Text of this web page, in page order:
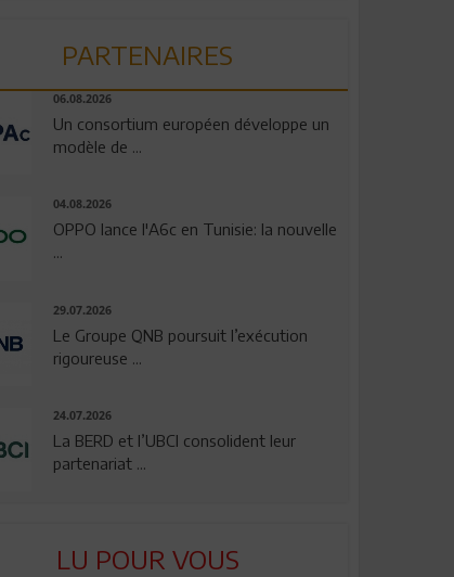
PARTENAIRES
06.08.2026
Un consortium européen développe un
modèle de ...
04.08.2026
OPPO lance l'A6c en Tunisie: la nouvelle
...
29.07.2026
Le Groupe QNB poursuit l’exécution
rigoureuse ...
24.07.2026
La BERD et l’UBCI consolident leur
partenariat ...
LU POUR VOUS